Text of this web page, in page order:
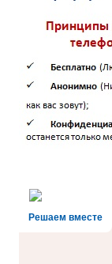
Решаем вместе